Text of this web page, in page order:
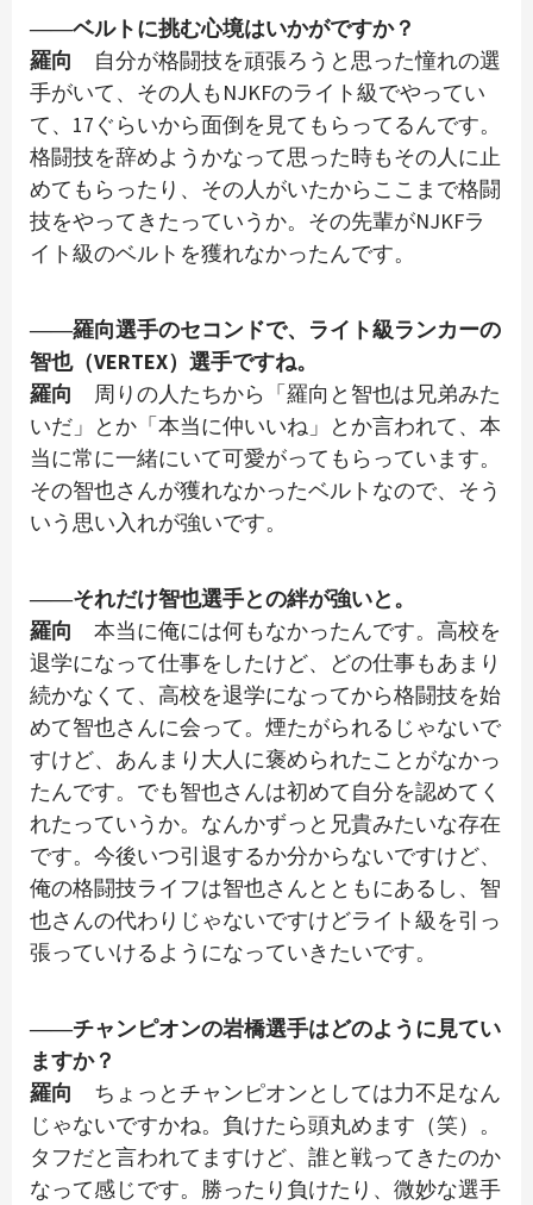
――ベルトに挑む心境はいかがですか？
羅向 自分が格闘技を頑張ろうと思った憧れの選
手がいて、その人もNJKFのライト級でやってい
て、17ぐらいから面倒を見てもらってるんです。
格闘技を辞めようかなって思った時もその人に止
めてもらったり、その人がいたからここまで格闘
技をやってきたっていうか。その先輩がNJKFラ
イト級のベルトを獲れなかったんです。
――羅向選手のセコンドで、ライト級ランカーの
智也（VERTEX）選手ですね。
羅向 周りの人たちから「羅向と智也は兄弟みた
いだ」とか「本当に仲いいね」とか言われて、本
当に常に一緒にいて可愛がってもらっています。
その智也さんが獲れなかったベルトなので、そう
いう思い入れが強いです。
――それだけ智也選手との絆が強いと。
羅向 本当に俺には何もなかったんです。高校を
退学になって仕事をしたけど、どの仕事もあまり
続かなくて、高校を退学になってから格闘技を始
めて智也さんに会って。煙たがられるじゃないで
すけど、あんまり大人に褒められたことがなかっ
たんです。でも智也さんは初めて自分を認めてく
れたっていうか。なんかずっと兄貴みたいな存在
です。今後いつ引退するか分からないですけど、
俺の格闘技ライフは智也さんとともにあるし、智
也さんの代わりじゃないですけどライト級を引っ
張っていけるようになっていきたいです。
――チャンピオンの岩橋選手はどのように見てい
ますか？
羅向 ちょっとチャンピオンとしては力不足なん
じゃないですかね。負けたら頭丸めます（笑）。
タフだと言われてますけど、誰と戦ってきたのか
なって感じです。勝ったり負けたり、微妙な選手